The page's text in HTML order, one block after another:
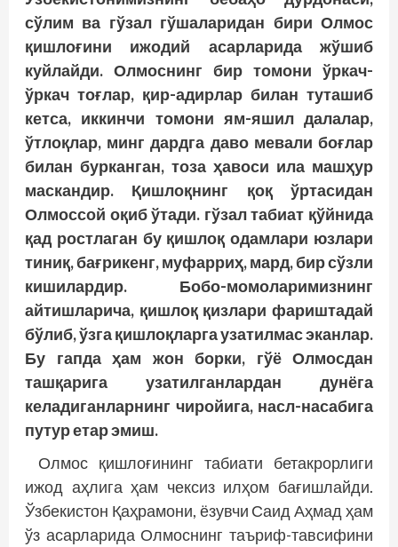
сўлим ва гўзал гўшаларидан бири Олмос
қишлоғини ижодий асарларида жўшиб
куйлайди. Олмоснинг бир томони ўркач-
ўркач тоғлар, қир-адирлар билан туташиб
кетса, иккинчи томони ям-яшил далалар,
ўтлоқлар, минг дардга даво мевали боғлар
билан бурканган, тоза ҳавоси ила машҳур
маскандир. Қишлоқнинг қоқ ўртасидан
Олмоссой оқиб ўтади. гўзал табиат қўйнида
қад ростлаган бу қишлоқ одамлари юзлари
тиниқ, бағрикенг, муфарриҳ, мард, бир сўзли
кишилардир. Бобо-момоларимизнинг
айтишларича, қишлоқ қизлари фариштадай
бўлиб, ўзга қишлоқларга узатилмас эканлар.
Бу гапда ҳам жон борки, гўё Олмосдан
ташқарига узатилганлардан дунёга
келадиганларнинг чиройига, насл-насабига
путур етар эмиш.
Олмос қишлоғининг табиати бетакрорлиги
ижод аҳлига ҳам чексиз илҳом бағишлайди.
Ўзбекистон Қаҳрамони, ёзувчи Саид Аҳмад ҳам
ўз асарларида Олмоснинг таъриф-тавсифини